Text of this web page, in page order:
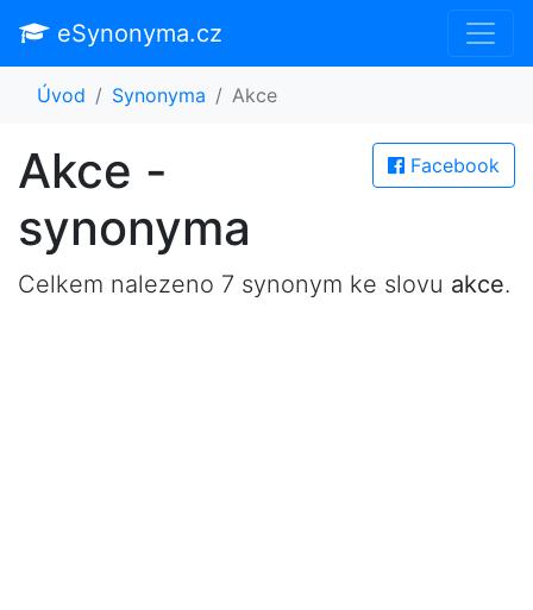
eSynonyma.cz
Úvod Synonyma Akce
Facebook
Akce -
synonyma
Celkem nalezeno 7 synonym ke slovu akce.